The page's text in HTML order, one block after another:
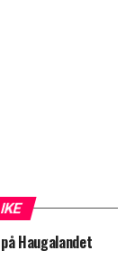
Haugalandet